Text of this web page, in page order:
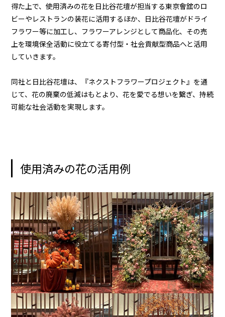
得た上で、使用済みの花を日比谷花壇が担当する東京會舘のロ
ビーやレストランの装花に活用するほか、日比谷花壇がドライ
フラワー等に加工し、フラワーアレンジとして商品化、その売
上を環境保全活動に役立てる寄付型・社会貢献型商品へと活用
していきます。
同社と日比谷花壇は、『ネクストフラワープロジェクト』を通
じて、花の廃棄の低減はもとより、花を愛でる想いを繋ぎ、持続
可能な社会活動を実現します。
使用済みの花の活用例